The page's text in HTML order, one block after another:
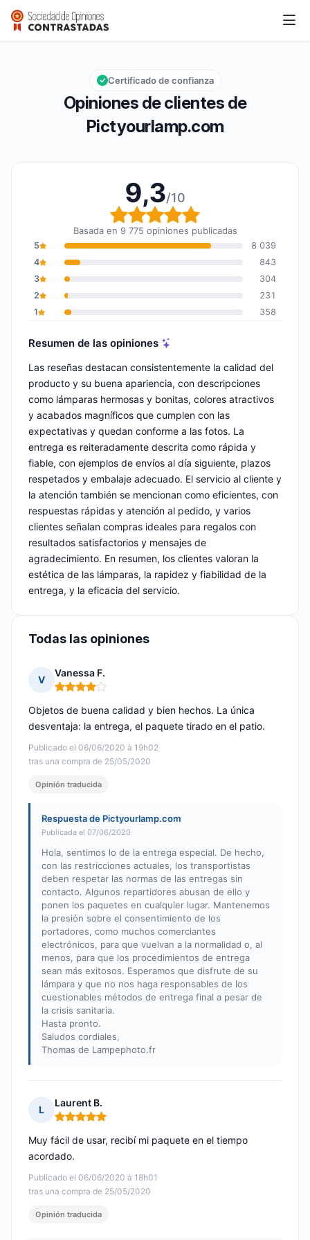
Pictyourlamp.com
Calificación global: 9,3 de 10
9,3/10
Opiniones de clientes de
Pictyourlamp.com
Certificado de confianza
9,3/10
Calificación global: 9,3
Basada en 9 775 opiniones publicadas
5
8 039
4
843
3
304
2
231
1
358
Resumen de las opiniones
Las reseñas destacan consistentemente la calidad del
producto y su buena apariencia, con descripciones
como lámparas hermosas y bonitas, colores atractivos
y acabados magníficos que cumplen con las
expectativas y quedan conforme a las fotos. La
entrega es reiteradamente descrita como rápida y
fiable, con ejemplos de envíos al día siguiente, plazos
respetados y embalaje adecuado. El servicio al cliente y
la atención también se mencionan como eficientes, con
respuestas rápidas y atención al pedido, y varios
clientes señalan compras ideales para regalos con
resultados satisfactorios y mensajes de
agradecimiento. En resumen, los clientes valoran la
estética de las lámparas, la rapidez y fiabilidad de la
entrega, y la eficacia del servicio.
Todas las opiniones
V
Vanessa F.
Nota: 4 de 5
Publicado el 06/06/2020 à 19h02
tras una compra de 25/05/2020
Objetos de buena calidad y bien hechos. La única
desventaja: la entrega, el paquete tirado en el patio.
Opinión traducida
Respuesta de Pictyourlamp.com
Publicada el 07/06/2020
Hola, sentimos lo de la entrega especial. De hecho,
con las restricciones actuales, los transportistas
deben respetar las normas de las entregas sin
contacto. Algunos repartidores abusan de ello y
ponen los paquetes en cualquier lugar. Mantenemos
la presión sobre el consentimiento de los
portadores, como muchos comerciantes
electrónicos, para que vuelvan a la normalidad o, al
menos, para que los procedimientos de entrega
sean más exitosos. Esperamos que disfrute de su
lámpara y que no nos haga responsables de los
cuestionables métodos de entrega final a pesar de
la crisis sanitaria.
Hasta pronto.
Saludos cordiales,
Thomas de Lampephoto.fr
L
Laurent B.
Nota: 5 de 5
Publicado el 06/06/2020 à 18h01
tras una compra de 25/05/2020
Muy fácil de usar, recibí mi paquete en el tiempo
acordado.
Opinión traducida